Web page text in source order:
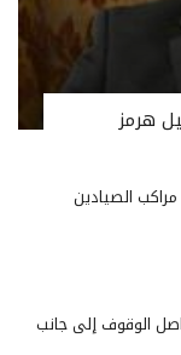
هرمز
الصيادين
الوقوف إلى جانب